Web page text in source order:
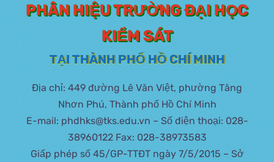
PHÂN HIỆU TRƯỜNG ĐẠI HỌC
KIỂM SÁT
TẠI THÀNH PHỐ HỒ CHÍ MINH
Địa chỉ: 449 đường Lê Văn Việt, phường Tăng
Nhơn Phú, Thành phố Hồ Chí Minh
E-mail: phdhks@tks.edu.vn – Số điện thoại: 028-
38960122 Fax: 028-38973583
Giấp phép số 45/GP-TTĐT ngày 7/5/2015 – Sở